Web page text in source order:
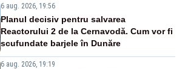
6 aug. 2026, 19:56
Planul decisiv pentru salvarea
Reactorului 2 de la Cernavodă. Cum vor fi
scufundate barjele în Dunăre
6 aug. 2026, 19:19